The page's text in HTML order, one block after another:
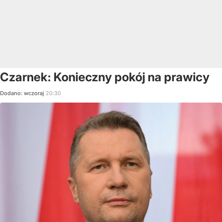
Czarnek: Konieczny pokój na prawicy
Dodano: wczoraj 20:30